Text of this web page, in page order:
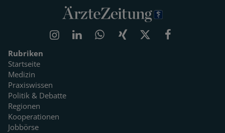
Rubriken
Startseite
Medizin
Praxiswissen
Politik & Debatte
Regionen
Kooperationen
Jobbörse